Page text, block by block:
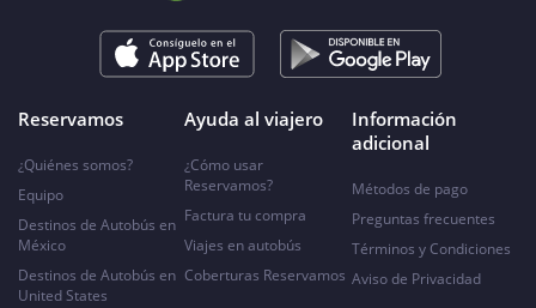
Reservamos
¿Quiénes somos?
Equipo
Destinos de Autobús en
México
Destinos de Autobús en
United States
Ayuda al viajero
¿Cómo usar
Reservamos?
Factura tu compra
Viajes en autobús
Coberturas Reservamos
Información
adicional
Métodos de pago
Preguntas frecuentes
Términos y Condiciones
Aviso de Privacidad